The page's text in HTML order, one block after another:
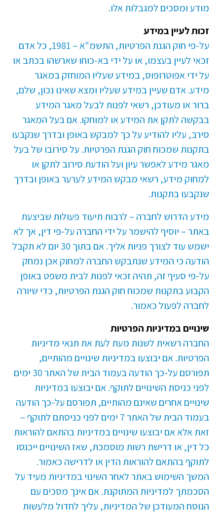
מודע ומסכים למגבלות אלו.
זכות לעיין במידע
על-פי חוק הגנת הפרטיות, התשמ"א – 1981, כל אדם
זכאי לעיין בעצמו, או על ידי בא-כוחו שארשהו בכתב או
על ידי אפוטרופוס, במידע שעליו המוחזק במאגר
מידע. אדם שעיין במידע שעליו ומצא שאינו נכון, שלם,
ברור או מעודכן, רשאי לפנות לבעל מאגר המידע
בבקשה לתקן את המידע או למוחקו. אם בעל המאגר
סירב, עליו להודיע על כך למבקש באופן ובדרך שנקבעו
בתקנות שמכוח חוק הגנת הפרטיות. על סירובו של בעל
מאגר מידע לאפשר עיון ועל הודעת סירוב לתקן או
למחוק מידע, רשאי מבקש המידע לערער באופן ובדרך
שנקבעו בתקנות.
מידע הדרוש לחברה – לרבות תיעוד פעולות שביצעת
באתר – יוסיף להישמר על ידי החברה על-פי דין, אך לא
ישמש עוד לצורך פניות אליך. אם בתוך 30 יום לא תקבל
הודעה כי המידע שנתבקש החברה למחוק אכן נמחק
על-פי סעיף זה, תהיה זכאי לפנות לבית משפט באופן
הקבוע בתקנות שמכוח חוק הגנת הפרטיות, כדי שיורה
לחברה לפעול כאמור.
שינויים במדיניות הפרטיות
החברה רשאית לשנות מעת לעת את תנאי מדיניות
הפרטיות. אם יבוצעו במדיניות שינויים מהותיים,
תפורסם על-כך הודעה בעמוד הבית של האתר 30 ימים
לפני כניסת השינויים לתוקף. אם יבוצעו במדיניות
שינויים אחרים שאינם מהותיים, תפורסם על-כך הודעה
בעמוד הבית של האתר 7 ימים לפני כניסתם לתוקף –
זאת אלא אם יבוצעו שינויים במדיניות בהתאם להוראות
כל דין, או דרישת רשות מוסמכת, שאז השינויים ייכנסו
לתוקף בהתאם להוראות הדין או לדרישה כאמור.
המשך השימוש באתר לאחר השינוי במדיניות מעיד על
הסכמתך למדיניות המתוקנת. אם אינך מסכים עם
הנוסח המעודכן של המדיניות, עליך לחדול מלעשות